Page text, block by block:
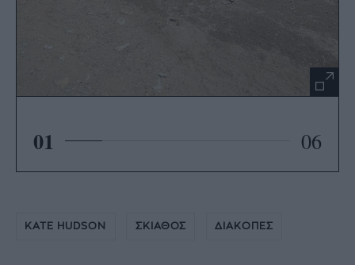
01 06
KATE HUDSON ΣΚΙΑΘΟΣ ΔΙΑΚΟΠΕΣ